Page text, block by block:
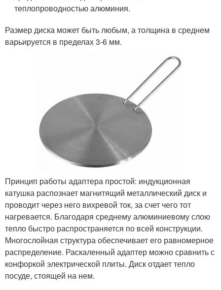
теплопроводностью алюминия.
Размер диска может быть любым, а толщина в среднем
варьируется в пределах 3-6 мм.
Принцип работы адаптера простой: индукционная
катушка распознает магнитящий металлический диск и
проводит через него вихревой ток, за счет чего тот
нагревается. Благодаря среднему алюминиевому слою
тепло быстро распространяется по всей конструкции.
Многослойная структура обеспечивает его равномерное
распределение. Раскаленный адаптер можно сравнить с
конфоркой электрической плиты. Диск отдает тепло
посуде, стоящей на нем.